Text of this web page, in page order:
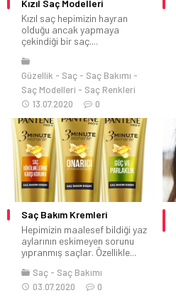
Kızıl Saç Modelleri
Kızıl saç hepimizin hayran
olduğu ancak yapmaya
çekindiği bir saç....
Güzellik Saç
Saç Bakımı
Saç Modelleri
Saç Renkleri
13.07.2020
0
Saç Bakım Kremleri
Hepimizin maalesef bildiği yaz
aylarının eskimeyen sorunu
yıpranmış saçlar. Özellikle...
Saç
Saç Bakımı
03.07.2020
0